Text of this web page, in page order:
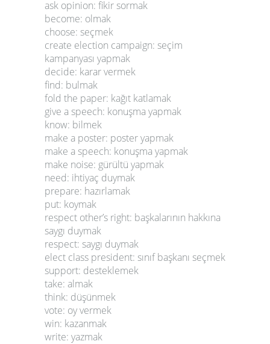
ask opinion: fikir sormak
become: olmak
choose: seçmek
create election campaign: seçim
kampanyası yapmak
decide: karar vermek
find: bulmak
fold the paper: kağıt katlamak
give a speech: konuşma yapmak
know: bilmek
make a poster: poster yapmak
make a speech: konuşma yapmak
make noise: gürültü yapmak
need: ihtiyaç duymak
prepare: hazırlamak
put: koymak
respect other’s right: başkalarının hakkına
saygı duymak
respect: saygı duymak
elect class president: sınıf başkanı seçmek
support: desteklemek
take: almak
think: düşünmek
vote: oy vermek
win: kazanmak
write: yazmak